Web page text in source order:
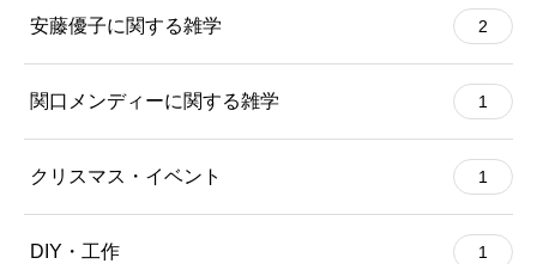
安藤優子に関する雑学 2
関口メンディーに関する雑学 1
クリスマス・イベント 1
DIY・工作 1